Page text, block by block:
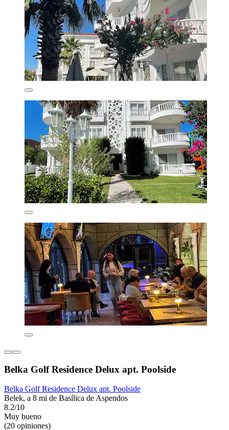
Belka Golf Residence Delux apt. Poolside
Belka Golf Residence Delux apt. Poolside
Belek, a 8 mi de Basílica de Aspendos
8.2/10
Muy bueno
(20 opiniones)